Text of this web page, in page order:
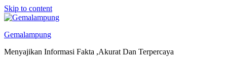
Skip to content
Gemalampung
Menyajikan Informasi Fakta ,Akurat Dan Terpercaya